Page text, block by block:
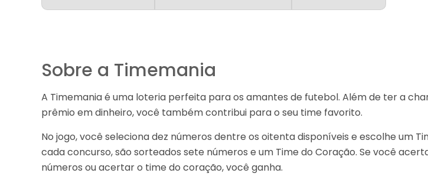
Sobre a Timemania
A Timemania é uma loteria perfeita para os amantes de futebol. Além de ter a
prêmio em dinheiro, você também contribui para o seu time favorito.
No jogo, você seleciona dez números dentre os oitenta disponíveis e escolhe um
cada concurso, são sorteados sete números e um Time do Coração. Se você
números ou acertar o time do coração, você ganha.